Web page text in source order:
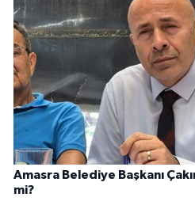
Amasra Belediye Başkanı
mi?